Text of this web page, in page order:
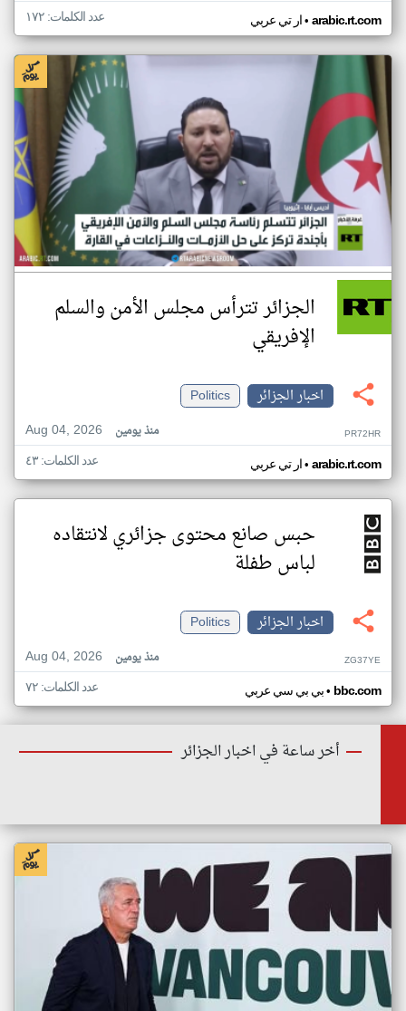
ار تي عربي• arabic.rt.com عدد الكلمات: ١٧٢
الجزائر تترأس مجلس الأمن والسلم
الإفريقي
اخبار الجزائر
Politics
Aug 04, 2026
منذ يومين PR72HR
ار تي عربي• arabic.rt.com عدد الكلمات: ٤٣
حبس صانع محتوى جزائري لانتقاده
لباس طفلة
اخبار الجزائر
Politics
Aug 04, 2026
منذ يومين ZG37YE
بي بي سي عربي• bbc.com عدد الكلمات: ٧٢
أخر ساعة في اخبار الجزائر